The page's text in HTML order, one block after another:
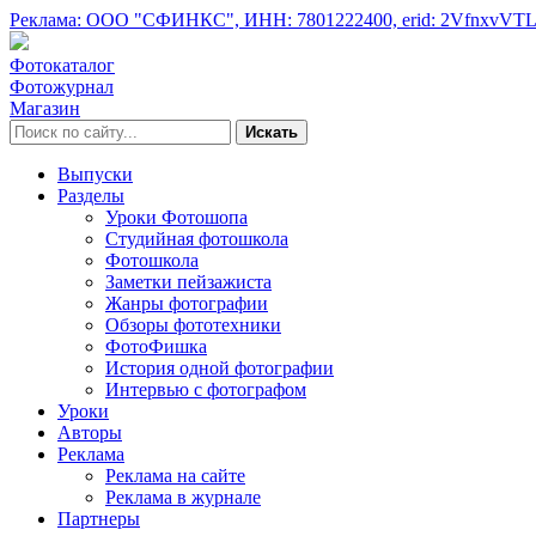
Реклама: ООО "СФИНКС", ИНН: 7801222400, erid:
Фотокаталог
Фотожурнал
Магазин
Искать
Выпуски
Разделы
Уроки Фотошопа
Студийная фотошкола
Фотошкола
Заметки пейзажиста
Жанры фотографии
Обзоры фототехники
ФотоФишка
История одной фотографии
Интервью с фотографом
Уроки
Авторы
Реклама
Реклама на сайте
Реклама в журнале
Партнеры